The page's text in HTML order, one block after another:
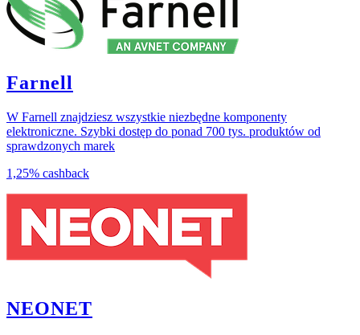
Farnell
W Farnell znajdziesz wszystkie niezbędne komponenty
elektroniczne. Szybki dostęp do ponad 700 tys. produktów od
sprawdzonych marek
1,25% cashback
NEONET